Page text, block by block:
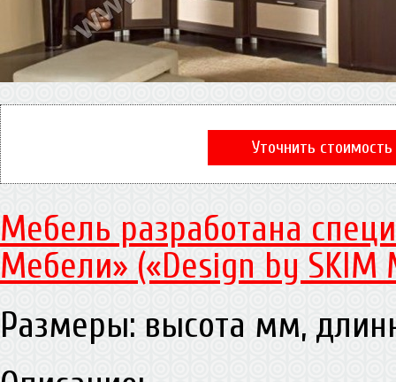
Уточнить стоимость
Мебель разработана
Мебели» («Design by SKIM
Размеры: высота мм,